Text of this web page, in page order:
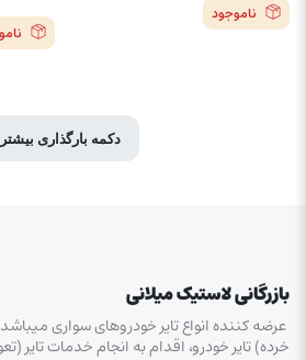
ناموجود
دکمه بارگذاری بیشتر
بازرگانی لاستیک میلانی
عرضه کننده انواع تایر خودروهای سواری
خرده‌) تایر خودرو، اقدام به انجام خدمات تایر